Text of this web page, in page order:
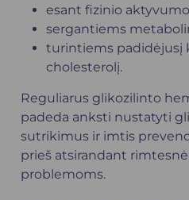
esant fizinio
sergantiems
turintiems padidėjusį
cholesterolį.
Reguliarus glikozilinto
padeda anksti nustatyti
sutrikimus ir imtis
prieš atsirandant
problemoms.